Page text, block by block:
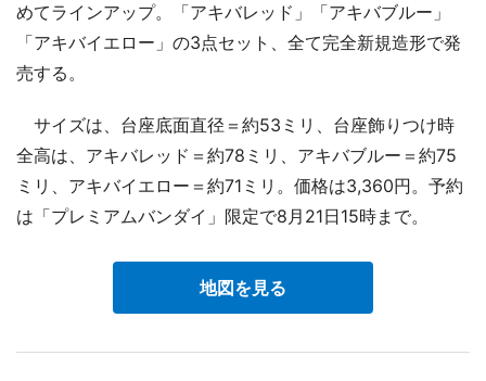
めてラインアップ。「アキバレッド」「アキバブルー」
「アキバイエロー」の3点セット、全て完全新規造形で発
売する。
サイズは、台座底面直径＝約53ミリ、台座飾りつけ時
全高は、アキバレッド＝約78ミリ、アキバブルー＝約75
ミリ、アキバイエロー＝約71ミリ。価格は3,360円。予約
は「プレミアムバンダイ」限定で8月21日15時まで。
地図を見る